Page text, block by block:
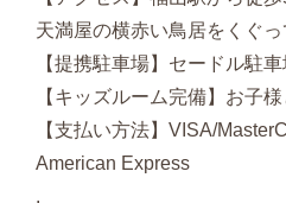
天満屋の横赤い鳥居をくぐっ
【提携駐車場】セードル駐
【キッズルーム完備】お子
【支払い方法】VISA/
American Express
.